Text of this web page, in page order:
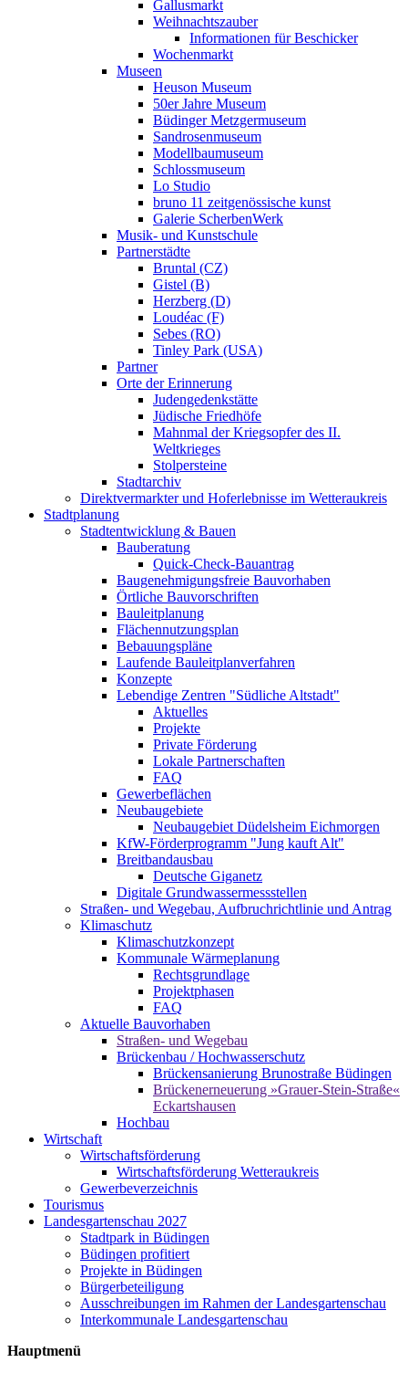
Gallusmarkt
Weihnachtszauber
Informationen für Beschicker
Wochenmarkt
Museen
Heuson Museum
50er Jahre Museum
Büdinger Metzgermuseum
Sandrosenmuseum
Modellbaumuseum
Schlossmuseum
Lo Studio
bruno 11 zeitgenössische kunst
Galerie ScherbenWerk
Musik- und Kunstschule
Partnerstädte
Bruntal (CZ)
Gistel (B)
Herzberg (D)
Loudéac (F)
Sebes (RO)
Tinley Park (USA)
Partner
Orte der Erinnerung
Judengedenkstätte
Jüdische Friedhöfe
Mahnmal der Kriegsopfer des II.
Weltkrieges
Stolpersteine
Stadtarchiv
Direktvermarkter und Hoferlebnisse im Wetteraukreis
Stadtplanung
Stadtentwicklung & Bauen
Bauberatung
Quick-Check-Bauantrag
Baugenehmigungsfreie Bauvorhaben
Örtliche Bauvorschriften
Bauleitplanung
Flächennutzungsplan
Bebauungspläne
Laufende Bauleitplanverfahren
Konzepte
Lebendige Zentren "Südliche Altstadt"
Aktuelles
Projekte
Private Förderung
Lokale Partnerschaften
FAQ
Gewerbeflächen
Neubaugebiete
Neubaugebiet Düdelsheim Eichmorgen
KfW-Förderprogramm "Jung kauft Alt"
Breitbandausbau
Deutsche Giganetz
Digitale Grundwassermessstellen
Straßen- und Wegebau, Aufbruchrichtlinie und Antrag
Klimaschutz
Klimaschutzkonzept
Kommunale Wärmeplanung
Rechtsgrundlage
Projektphasen
FAQ
Aktuelle Bauvorhaben
Straßen- und Wegebau
Brückenbau / Hochwasserschutz
Brückensanierung Brunostraße Büdingen
Brückenerneuerung »Grauer-Stein-Straße«
Eckartshausen
Hochbau
Wirtschaft
Wirtschaftsförderung
Wirtschaftsförderung Wetteraukreis
Gewerbeverzeichnis
Tourismus
Landesgartenschau 2027
Stadtpark in Büdingen
Büdingen profitiert
Projekte in Büdingen
Bürgerbeteiligung
Ausschreibungen im Rahmen der Landesgartenschau
Interkommunale Landesgartenschau
Hauptmenü